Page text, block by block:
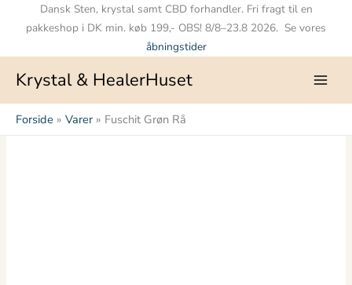
Dansk Sten, krystal samt CBD forhandler. Fri fragt til en
pakkeshop i DK min. køb 199,- OBS! 8/8–23.8 2026. Se vores
åbningstider
Krystal & HealerHuset
Forside Varer Fuschit Grøn Rå